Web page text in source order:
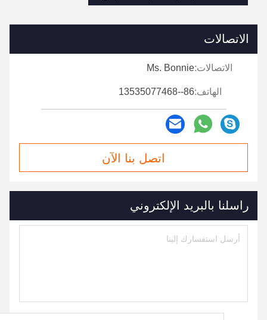
الاتصالات
الاتصالات:Ms. Bonnie
الهاتف:86--13535077468
اتصل بنا الآن
راسلنا بالبريد الإلكتروني